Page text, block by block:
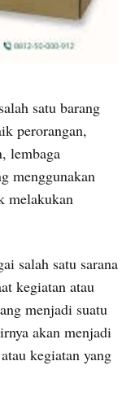
satu barang
perorangan,
lembaga
menggunakan
melakukan
salah satu sarana
kegiatan atau
menjadi suatu
akan menjadi
kegiatan yang